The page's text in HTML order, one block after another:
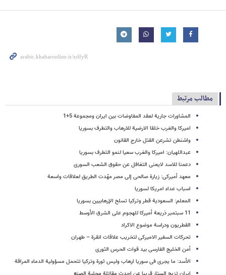
مطالب مرتبط
المشاورات جاریة لعقد المفاوضات بین ایران ومجموعة 5+1
امیرکا والغرب خلقا الارضیة للارهاب والتطرف بسوریا
واشنطن تشرعن القتل خارج القانون
عبداللهیان: امیرکا والغرب سعیا لنمو التطرف بسوریا
دعمنا للاسد لایعنی التغافل عن حقوق الشعب السوری
معهد أمیرکی: زیارة صالحی إلى مصر مهّدت الطریق لعلاقات واسعة
اسباب عداء امریکا لسوریا
المعلم: السعودیة قطر وترکیا تسلح الإرهابیین بسوریا
11 سبتمبر ذریعة أمیرکا للهجوم على الشرق الأوسط
القطریون ودراسة موضوع الاکراد
تحرکات السفیر الامیرکی لتخریب علاقات انقرة – طهران
أمن الخلیج الفارسی بید قوات الحرس الثوری
الأسد: ما یجری فی سوریا ارهاب ولیس ثورة وترکیا تتحمل مسؤولیة الدماء المراقة